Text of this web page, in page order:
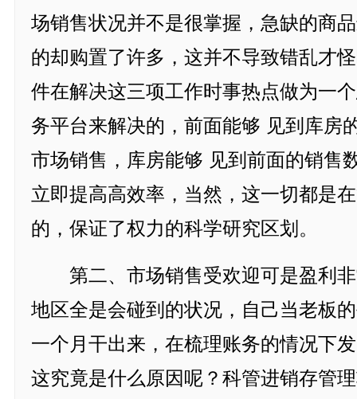
场销售状况并不是很掌握，急缺的商
的却购置了许多，这并不导致错乱才
件在解决这三项工作时事热点做为一
务平台来解决的，前面能够 见到库房
市场销售，库房能够 见到前面的销售
立即提高高效率，当然，这一切都是
的，保证了权力的科学研究区划。
第二、市场销售受欢迎可是盈利非
地区全是会碰到的状况，自己当老板
一个月干出来，在梳理账务的情况下
这究竟是什么原因呢？科管进销存管